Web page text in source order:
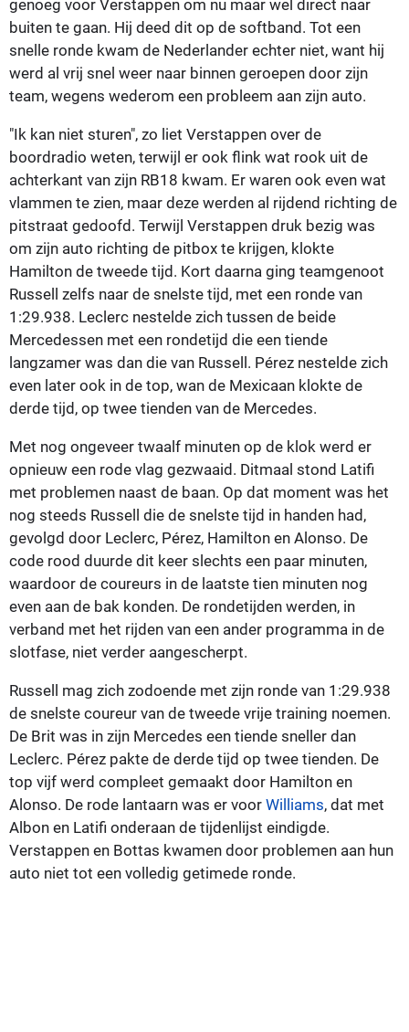
genoeg voor Verstappen om nu maar wel direct naar
buiten te gaan. Hij deed dit op de softband. Tot een
snelle ronde kwam de Nederlander echter niet, want hij
werd al vrij snel weer naar binnen geroepen door zijn
team, wegens wederom een probleem aan zijn auto.
"Ik kan niet sturen", zo liet Verstappen over de
boordradio weten, terwijl er ook flink wat rook uit de
achterkant van zijn RB18 kwam. Er waren ook even wat
vlammen te zien, maar deze werden al rijdend richting de
pitstraat gedoofd. Terwijl Verstappen druk bezig was
om zijn auto richting de pitbox te krijgen, klokte
Hamilton de tweede tijd. Kort daarna ging teamgenoot
Russell zelfs naar de snelste tijd, met een ronde van
1:29.938. Leclerc nestelde zich tussen de beide
Mercedessen met een rondetijd die een tiende
langzamer was dan die van Russell. Pérez nestelde zich
even later ook in de top, wan de Mexicaan klokte de
derde tijd, op twee tienden van de Mercedes.
Met nog ongeveer twaalf minuten op de klok werd er
opnieuw een rode vlag gezwaaid. Ditmaal stond Latifi
met problemen naast de baan. Op dat moment was het
nog steeds Russell die de snelste tijd in handen had,
gevolgd door Leclerc, Pérez, Hamilton en Alonso. De
code rood duurde dit keer slechts een paar minuten,
waardoor de coureurs in de laatste tien minuten nog
even aan de bak konden. De rondetijden werden, in
verband met het rijden van een ander programma in de
slotfase, niet verder aangescherpt.
Russell mag zich zodoende met zijn ronde van 1:29.938
de snelste coureur van de tweede vrije training noemen.
De Brit was in zijn Mercedes een tiende sneller dan
Leclerc. Pérez pakte de derde tijd op twee tienden. De
top vijf werd compleet gemaakt door Hamilton en
Alonso. De rode lantaarn was er voor Williams, dat met
Albon en Latifi onderaan de tijdenlijst eindigde.
Verstappen en Bottas kwamen door problemen aan hun
auto niet tot een volledig getimede ronde.